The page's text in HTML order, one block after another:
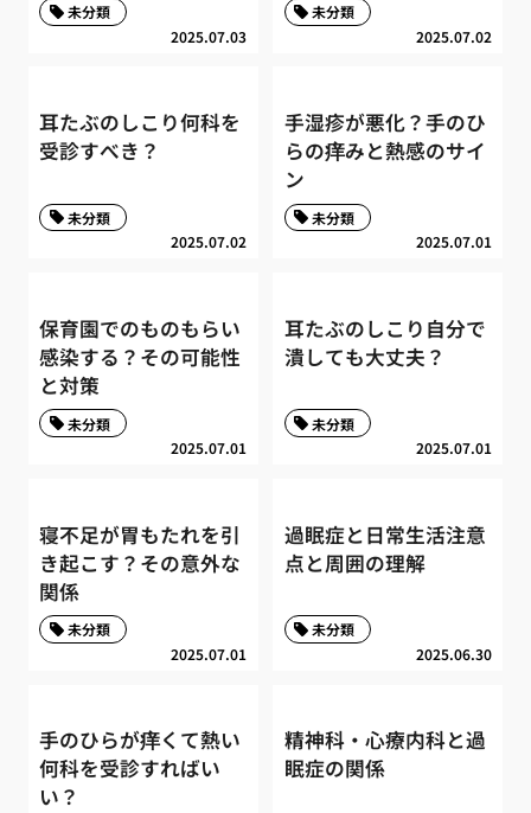
2025.07.03
未分類
2025.07.02
未分類
耳たぶのしこり何科を
受診すべき？
2025.07.02
未分類
手湿疹が悪化？手のひ
らの痒みと熱感のサイ
ン
2025.07.01
未分類
保育園でのものもらい
感染する？その可能性
と対策
2025.07.01
未分類
耳たぶのしこり自分で
潰しても大丈夫？
2025.07.01
未分類
寝不足が胃もたれを引
き起こす？その意外な
関係
2025.07.01
未分類
過眠症と日常生活注意
点と周囲の理解
2025.06.30
未分類
手のひらが痒くて熱い
何科を受診すればい
い？
精神科・心療内科と過
眠症の関係